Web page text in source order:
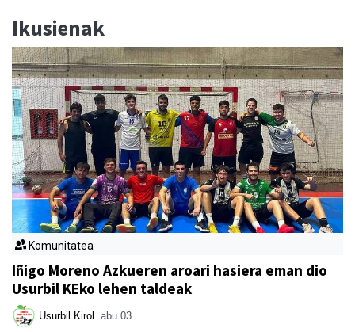
Ikusienak
Komunitatea
Iñigo Moreno Azkueren aroari hasiera eman dio
Usurbil KEko lehen taldeak
Usurbil Kirol abu 03